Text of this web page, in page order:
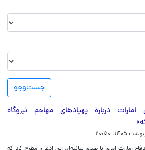
جست‌و‌جو
امارات درباره پهپادهای مهاجم نیروگاه